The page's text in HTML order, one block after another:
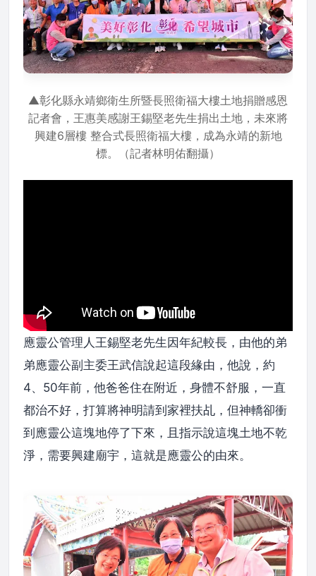
▲彰化縣永靖鄉衛生所暨長照衛福大樓土地捐贈感恩
記者會，王惠美感謝王錫堅老先生捐出土地，未來將
興建6層樓 整合式長照衛福大樓，成為永靖的新地
標。（記者林明佑翻攝）
應靈公管理人王錫堅老先生因年紀較長，由他的弟
弟應靈公副主委王武信說起這段緣由，他說，約
4、50年前，他爸爸住在附近，身體不舒服，一直
都治不好，打算將神明請到家裡扶乩，但神轎卻衝
到應靈公這塊地停了下來，且指示說這塊土地不乾
淨，需要興建廟宇，這就是應靈公的由來。